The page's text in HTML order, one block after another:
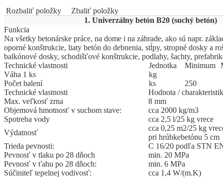
Rozbaliť položky
Zbaliť položky
1. Univerzálny betón B20 (suchý betón)
Funkcia
Na všetky betonárske práce, na dome i na záhrade, ako sú napr.
oporné konštrukcie, liaty betón do debnenia, stĺpy, stropné dosky a
balkónové dosky, schodišťové konštrukcie, podlahy, šachty,
Technické vlastnosti
Jed­not­ka Mi­ni­mum
Váha 1 ks
kg
Počet balení
ks
250
Technické vlastnosti
Hodnota /
Max. veľkosť zrna
8 mm
Objemová hmotnosť v suchom stave:
cca 2000 kg/m3
Spotreba vody
cca 2,5 l/25 kg vrece
Výdatnosť
cca 0,25 m2/25 kg
pri hrúbkebetónu 5 cm
Trieda pevnosti:
C 16/20 podľa STN
Pevnosť v tlaku po 28 dňoch
min. 20 MPa
Pevnosť v ťahu po 28 dňoch:
min. 6 MPa
Súčiniteľ tepelnej vodivosť:
cca 1,4 W/(m.K)